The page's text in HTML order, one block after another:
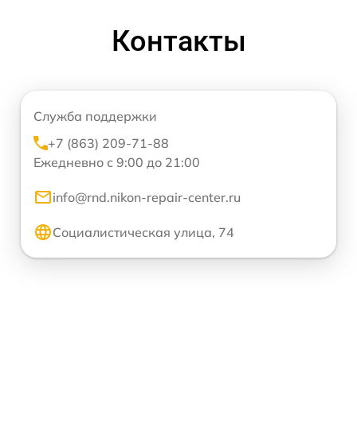
Контакты
Служба поддержки
+7 (863) 209-71-88
Ежедневно с 9:00 до 21:00
info@rnd.nikon-repair-center.ru
Социалистическая улица, 74